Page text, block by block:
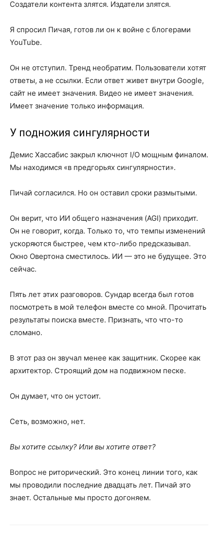
Создатели контента злятся. Издатели злятся.
Я спросил Пичая, готов ли он к войне с блогерами
YouTube.
Он не отступил. Тренд необратим. Пользователи хотят
ответы, а не ссылки. Если ответ живет внутри Google,
сайт не имеет значения. Видео не имеет значения.
Имеет значение только информация.
У подножия сингулярности
Демис Хассабис закрыл ключнот I/O мощным финалом.
Мы находимся «в предгорьях сингулярности».
Пичай согласился. Но он оставил сроки размытыми.
Он верит, что ИИ общего назначения (AGI) приходит.
Он не говорит, когда. Только то, что темпы изменений
ускоряются быстрее, чем кто-либо предсказывал.
Окно Овертона сместилось. ИИ — это не будущее. Это
сейчас.
Пять лет этих разговоров. Сундар всегда был готов
посмотреть в мой телефон вместе со мной. Прочитать
результаты поиска вместе. Признать, что что-то
сломано.
В этот раз он звучал менее как защитник. Скорее как
архитектор. Строящий дом на подвижном песке.
Он думает, что он устоит.
Сеть, возможно, нет.
Вы хотите ссылку? Или вы хотите ответ?
Вопрос не риторический. Это конец линии того, как
мы проводили последние двадцать лет. Пичай это
знает. Остальные мы просто догоняем.